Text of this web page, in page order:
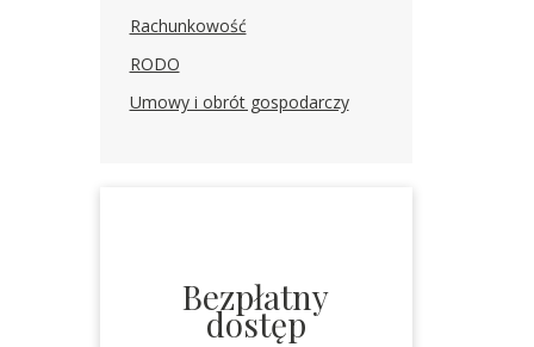
Rachunkowość
RODO
Umowy i obrót gospodarczy
Bezpłatny
dostęp